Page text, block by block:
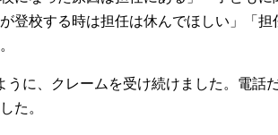
登校する時は担任は休んでほしい」「
うに、クレームを受け続けました。電話
た。